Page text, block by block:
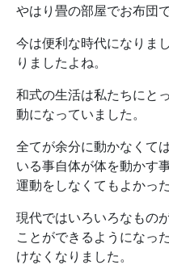
やはり畳の部屋でお布団
今は便利な時代になりま
りましたよね。
和式の生活は私たちにと
動になっていました。
全てが余分に動かなくて
いる事自体が体を動かす
運動をしなくてもよかっ
現代ではいろいろなもの
ことができるようになっ
けなくなりました。